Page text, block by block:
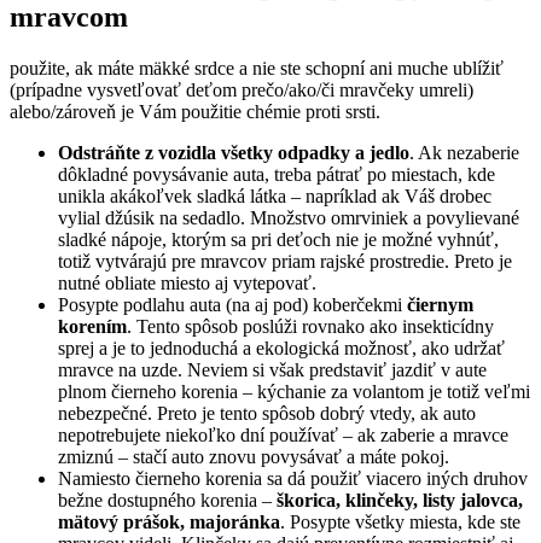
mravcom
použite, ak máte mäkké srdce a nie ste schopní ani muche ublížiť
(prípadne vysvetľovať deťom prečo/ako/či mravčeky umreli)
alebo/zároveň je Vám použitie chémie proti srsti.
Odstráňte z vozidla všetky odpadky a jedlo. Ak nezaberie
dôkladné povysávanie auta, treba pátrať po miestach, kde
unikla akákoľvek sladká látka – napríklad ak Váš drobec
vylial džúsik na sedadlo. Množstvo omrviniek a povylievané
sladké nápoje, ktorým sa pri deťoch nie je možné vyhnúť,
totiž vytvárajú pre mravcov priam rajské prostredie. Preto je
nutné obliate miesto aj vytepovať.
Posypte podlahu auta (na aj pod) koberčekmi čiernym
korením. Tento spôsob poslúži rovnako ako insekticídny
sprej a je to jednoduchá a ekologická možnosť, ako udržať
mravce na uzde. Neviem si však predstaviť jazdiť v aute
plnom čierneho korenia – kýchanie za volantom je totiž veľmi
nebezpečné. Preto je tento spôsob dobrý vtedy, ak auto
nepotrebujete niekoľko dní používať – ak zaberie a mravce
zmiznú – stačí auto znovu povysávať a máte pokoj.
Namiesto čierneho korenia sa dá použiť viacero iných druhov
bežne dostupného korenia – škorica, klinčeky, listy jalovca,
mätový prášok, majoránka. Posypte všetky miesta, kde ste